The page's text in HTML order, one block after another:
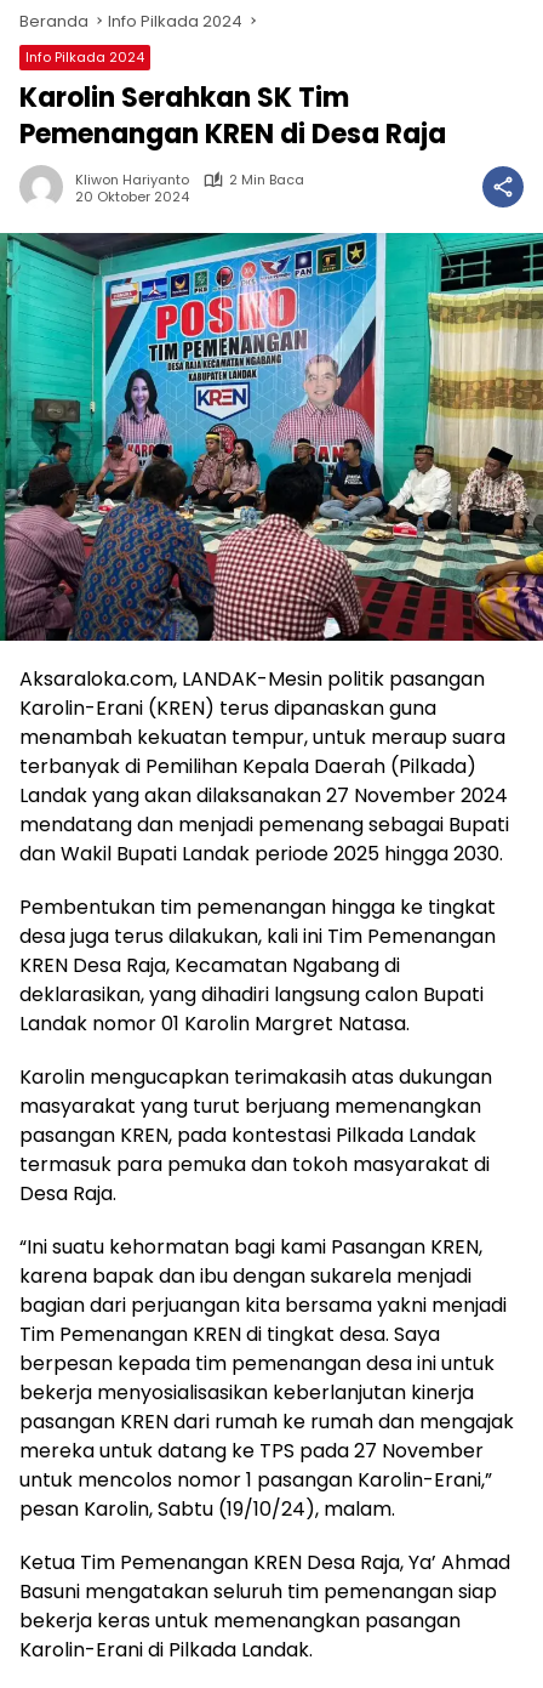
Beranda Info Pilkada 2024
Info Pilkada 2024
Karolin Serahkan SK Tim
Pemenangan KREN di Desa Raja
Kliwon Hariyanto
2 Min Baca
20 Oktober 2024
Aksaraloka.com, LANDAK-Mesin politik pasangan
Karolin-Erani (KREN) terus dipanaskan guna
menambah kekuatan tempur, untuk meraup suara
terbanyak di Pemilihan Kepala Daerah (Pilkada)
Landak yang akan dilaksanakan 27 November 2024
mendatang dan menjadi pemenang sebagai Bupati
dan Wakil Bupati Landak periode 2025 hingga 2030.
Pembentukan tim pemenangan hingga ke tingkat
desa juga terus dilakukan, kali ini Tim Pemenangan
KREN Desa Raja, Kecamatan Ngabang di
deklarasikan, yang dihadiri langsung calon Bupati
Landak nomor 01 Karolin Margret Natasa.
Karolin mengucapkan terimakasih atas dukungan
masyarakat yang turut berjuang memenangkan
pasangan KREN, pada kontestasi Pilkada Landak
termasuk para pemuka dan tokoh masyarakat di
Desa Raja.
“Ini suatu kehormatan bagi kami Pasangan KREN,
karena bapak dan ibu dengan sukarela menjadi
bagian dari perjuangan kita bersama yakni menjadi
Tim Pemenangan KREN di tingkat desa. Saya
berpesan kepada tim pemenangan desa ini untuk
bekerja menyosialisasikan keberlanjutan kinerja
pasangan KREN dari rumah ke rumah dan mengajak
mereka untuk datang ke TPS pada 27 November
untuk mencolos nomor 1 pasangan Karolin-Erani,”
pesan Karolin, Sabtu (19/10/24), malam.
Ketua Tim Pemenangan KREN Desa Raja, Ya’ Ahmad
Basuni mengatakan seluruh tim pemenangan siap
bekerja keras untuk memenangkan pasangan
Karolin-Erani di Pilkada Landak.